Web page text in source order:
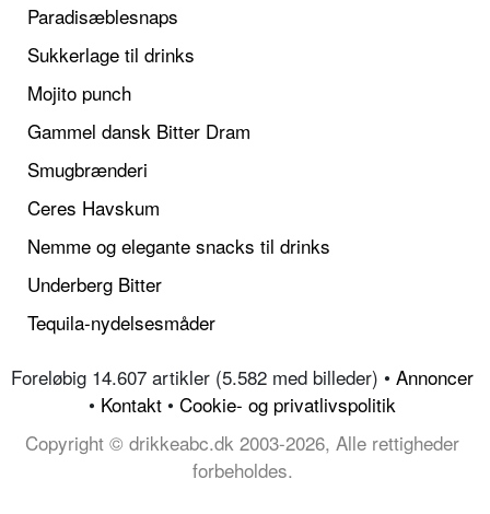
Paradisæblesnaps
Sukkerlage til drinks
Mojito punch
Gammel dansk Bitter Dram
Smugbrænderi
Ceres Havskum
Nemme og elegante snacks til drinks
Underberg Bitter
Tequila-nydelsesmåder
Foreløbig 14.607 artikler (5.582 med billeder) • Annoncer
• Kontakt • Cookie- og privatlivspolitik
Copyright © drikkeabc.dk 2003-2026, Alle rettigheder
forbeholdes.